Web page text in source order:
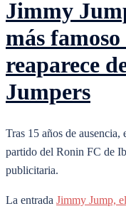
Jimmy
más
reaparece
Jumpers
Tras 15 años de
partido del Ronin FC de
publicitaria.
La entrada Jimmy Jump,